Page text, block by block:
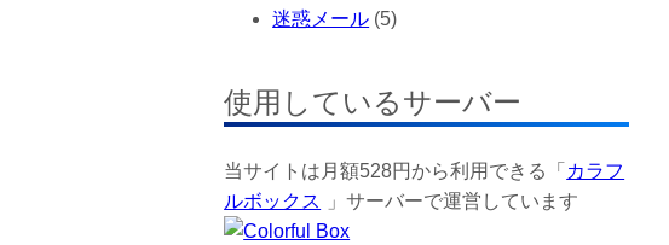
迷惑メール (5)
使用しているサーバー
当サイトは月額528円から利用できる「 カラフ
ルボックス
」サーバーで運営しています